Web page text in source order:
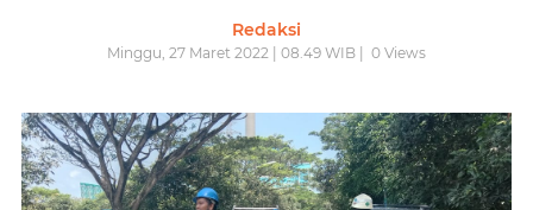
Redaksi
Minggu, 27 Maret 2022 | 08.49 WIB | 0 Views